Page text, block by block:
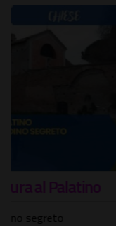
Bernini Vs